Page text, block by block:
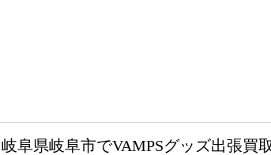
岐阜県岐阜市でVAMPSグッズ出張買